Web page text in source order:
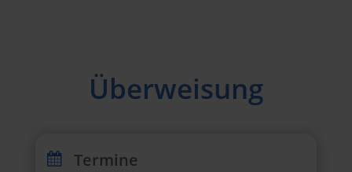
Überweisung
 Termine